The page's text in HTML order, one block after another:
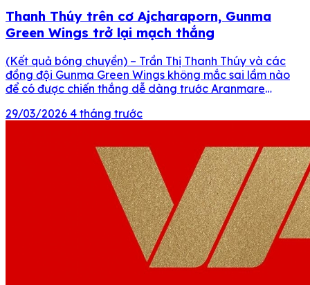
Thanh Thúy trên cơ Ajcharaporn, Gunma
Green Wings trở lại mạch thắng
(Kết quả bóng chuyền) – Trần Thị Thanh Thúy và các
đồng đội Gunma Green Wings không mắc sai lầm nào
để có được chiến thắng dễ dàng trước Aranmare
dung chính Bóng chuyền Gunma Green Wings vs
29/03/2026 4 tháng trước